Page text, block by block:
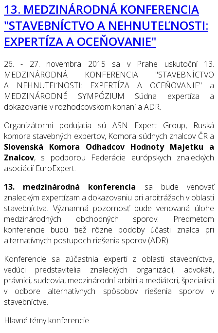
13. МЕDZINÁRODNÁ KONFERENCIA
"STAVEBNÍCTVO A NEHNUTEĽNOSTI:
EXPERTÍZA A OCEŇOVANIE"
26. - 27. novembra 2015 sa v Prahe uskutoční 13.
МЕDZINÁRODNÁ KONFERENCIA "STAVEBNÍCTVO
A NEHNUTEĽNOSTI: EXPERTÍZA A OCEŇOVANIE" a
МЕDZINÁRODNÉ SYMPÓZIUM Súdna expertíza a
dokazovanie v rozhodcovskom konaní a ADR.
Organizátormi podujatia sú ASN Expert Group, Ruská
komora stavebných expertov, Komora súdnych znalcov ČR a
Slovenská Komora Odhadcov Hodnoty Majetku a
Znalcov, s podporou Federácie európskych znaleckých
asociácií EuroExpert.
13. medzinárodná konferencia sa bude venovať
znaleckým expertízam a dokazovaniu pri arbitrážach v oblasti
stavebníctva. Významná pozornosť bude venovaná úlohe
medzinárodných obchodných sporov. Predmetom
konferencie budú tiež rôzne podoby účasti znalca pri
alternatívnych postupoch riešenia sporov (ADR).
Konferencie sa zúčastnia experti z oblasti stavebníctva,
vedúci predstavitelia znaleckých organizácií, advokáti,
právnici, sudcovia, medzinárodní arbitri a mediátori, špecialisti
v odbore alternatívnych spôsobov riešenia sporov v
stavebníctve.
Hlavné témy konferencie